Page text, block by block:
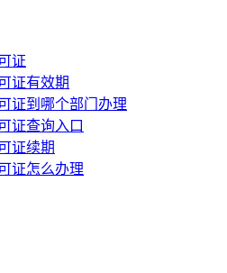
证
证有效期
证到哪个部门办理
证查询入口
证续期
证怎么办理